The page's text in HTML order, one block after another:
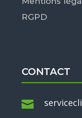
RGPD
CONTACT
